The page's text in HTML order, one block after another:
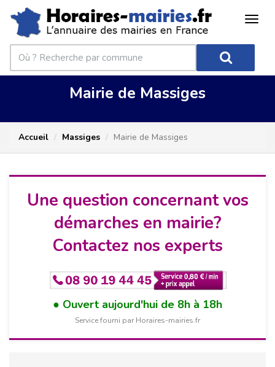
Mairie de Massiges
Accueil Massiges Mairie de Massiges
Une question concernant vos
démarches en mairie?
Contactez nos experts
Ouvert aujourd'hui de 8h à 18h
Service fourni par Horaires-mairies.fr